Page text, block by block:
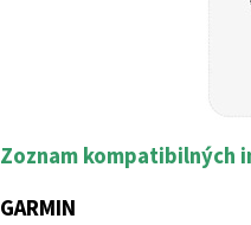
Zoznam kompatibilných
GARMIN